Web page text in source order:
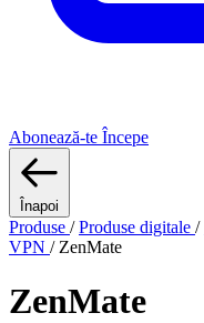
Abonează-te Începe
Înapoi
Produse / Produse digitale /
VPN / ZenMate
ZenMate